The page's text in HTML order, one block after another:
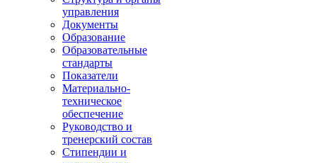
управления
Документы
Образование
Образовательные
стандарты
Показатели
Материально-
техническое
обеспечение
Руководство и
тренерский состав
Стипендии и